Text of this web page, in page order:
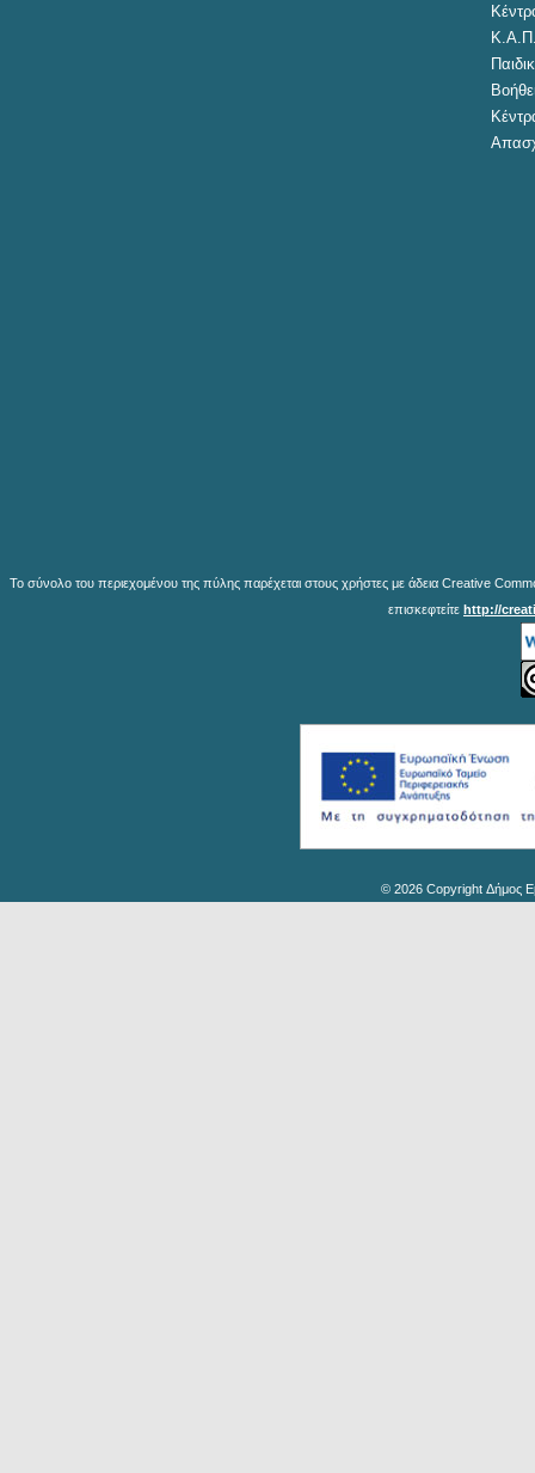
Το σύνολο του περιεχομένου της πύλης παρέχεται στους χρήστες με άδεια Creative
επισκεφτείτε http://
© 2026 Copyright Δήμος